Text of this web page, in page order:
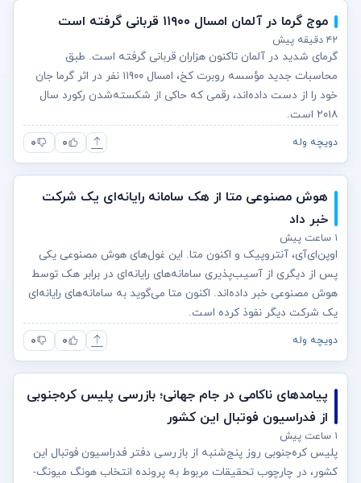
موج گرما در آلمان امسال ۱۱۹۰۰ قربانی گرفته است
۴۲ دقیقه پیش
گرمای شدید در آلمان تاکنون هزاران قربانی گرفته است. طبق
محاسبات جدید مؤسسه روبرت کخ، امسال ۱۱۹۰۰ نفر در اثر گرما جان
خود را از دست داده‌اند، رقمی که حاکی از شکسته‌شدن رکورد سال
۲۰۱۸ است.
دویچه وله ۰ ۰
هوش مصنوعی متا از هک سامانه رایانه‌ای یک شرکت
خبر داد
۱ ساعت پیش
اوپن‌ای‌آی، آنتروپیک و اکنون متا. این غول‌های هوش مصنوعی یکی
پس از دیگری از آسیب‌پذیری سامانه‌های رایانه‌ای در برابر هک توسط
هوش مصنوعی خبر داده‌اند. اکنون متا می‌گوید به سامانه‌های رایانه‌ای
یک شرکت دیگر نفوذ کرده است.
دویچه وله ۰ ۰
پیامدهای ناکامی در جام جهانی؛ بازرسی پلیس کره‌جنوبی
از فدراسیون فوتبال این کشور
۱ ساعت پیش
پلیس کره‌جنوبی روز پنج‌شنبه از بازرسی دفتر فدراسیون فوتبال این
کشور، در چارچوب تحقیقات مربوط به پرونده انتخاب هونگ میونگ-